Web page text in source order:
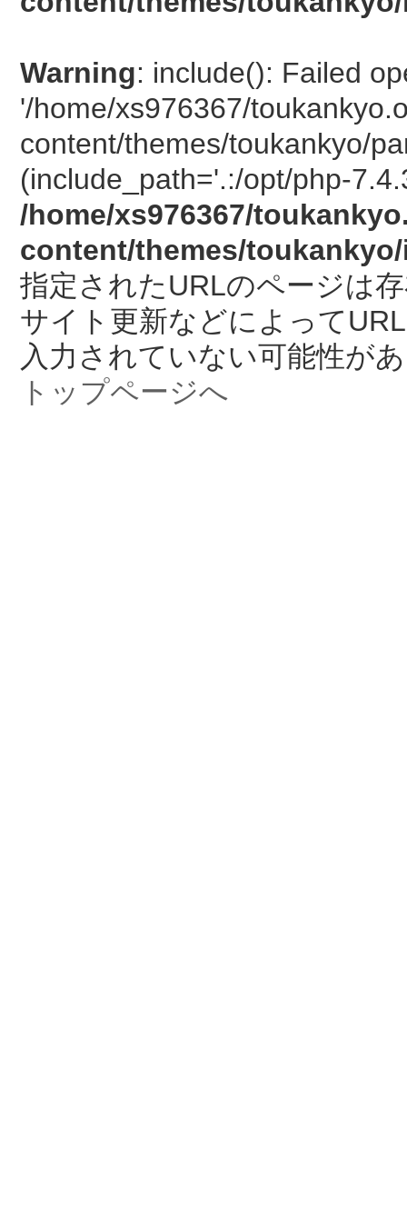
Warning: include(): Failed
'/home/xs976367/
content/themes/toukankyo/
(include_path='.:/opt/php-
/home/xs976367/
content/themes/
指定されたURLのページは
サイト更新などによって
入力されていない可能性が
トップページへ